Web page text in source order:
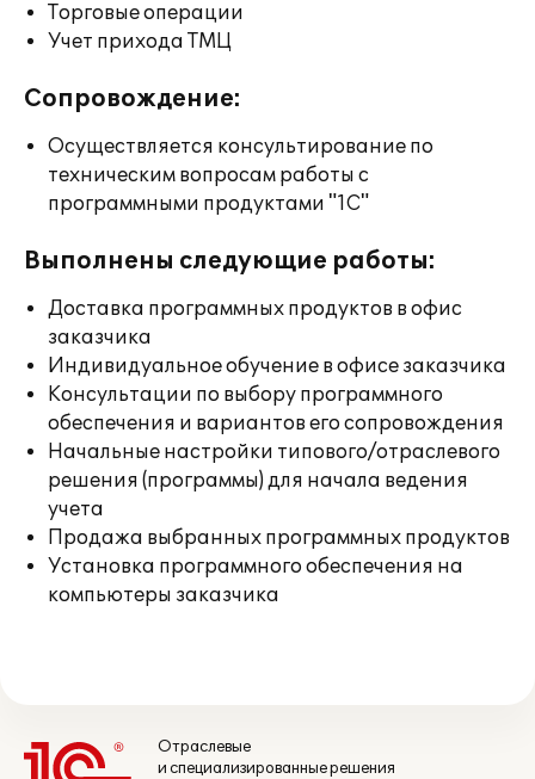
Торговые операции
Учет прихода ТМЦ
Сопровождение:
Осуществляется консультирование по
техническим вопросам работы с
программными продуктами "1С"
Выполнены следующие работы:
Доставка программных продуктов в офис
заказчика
Индивидуальное обучение в офисе заказчика
Консультации по выбору программного
обеспечения и вариантов его сопровождения
Начальные настройки типового/отраслевого
решения (программы) для начала ведения
учета
Продажа выбранных программных продуктов
Установка программного обеспечения на
компьютеры заказчика
Отраслевые
и специализированные решения